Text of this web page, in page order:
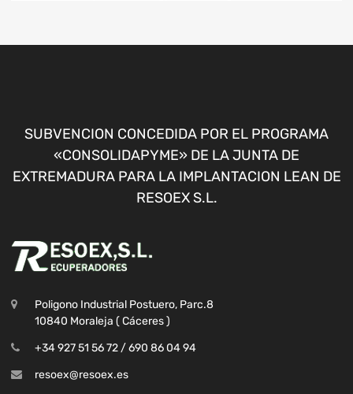
SUBVENCION CONCEDIDA POR EL PROGRAMA
«CONSOLIDAPYME» DE LA JUNTA DE
EXTREMADURA PARA LA IMPLANTACION LEAN DE
RESOEX S.L.
Poligono Industrial Postuero, Parc.8
10840 Moraleja ( Cáceres )
+34 927 51 56 72 / 690 86 04 94
resoex@resoex.es